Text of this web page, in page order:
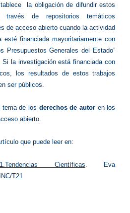
la obligación de difundir estos
través de repositorios temáticos
de acceso abierto cuando la actividad
esté financiada mayoritariamente con
Presupuestos Generales del Estado”
Si la investigación está financiada con
los resultados de estos trabajos
ser públicos.
tema de los derechos de autor en los
abierto.
que puede leer en:
Científicas . Eva
T21